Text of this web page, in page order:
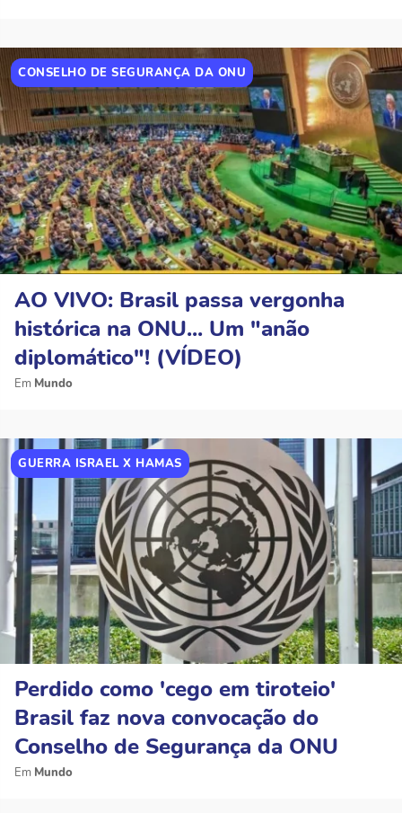
CONSELHO DE SEGURANÇA DA ONU
AO VIVO: Brasil passa vergonha
histórica na ONU... Um "anão
diplomático"! (VÍDEO)
Mundo
GUERRA ISRAEL X HAMAS
Perdido como 'cego em tiroteio'
Brasil faz nova convocação do
Conselho de Segurança da ONU
Mundo